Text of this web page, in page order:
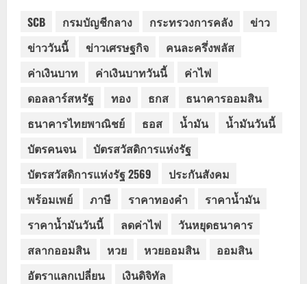
SCB กรมบัญชีกลาง กระทรวงการคลัง
ข่าว
ข่าววันนี้
ข่าวเศรษฐกิจ
คนละครึ่งพลัส
ค่าเงินบาท
ค่าเงินบาทวันนี้
ค่าไฟ
ดอลลาร์สหรัฐ
ทอง ธกส
ธนาคารออมสิน
ธนาคารไทยพาณิชย์
ธอส น้ำมัน
น้ำมันวันนี้
บัตรคนจน
บัตรสวัสดิการแห่งรัฐ
บัตรสวัสดิการแห่งรัฐ 2569
ประกันสังคม
พร้อมเพย์
ภาษี ราคาทองคำ
ราคาน้ำมัน
ราคาน้ำมันวันนี้
ลดค่าไฟ
วันหยุดธนาคาร
สลากออมสิน
หวย หวยออมสิน
ออมสิน
อัตราแลกเปลี่ยน
เงินดิจิทัล